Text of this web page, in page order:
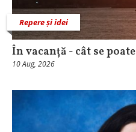
Repere și idei
În vacanță - cât se poate
10 Aug, 2026